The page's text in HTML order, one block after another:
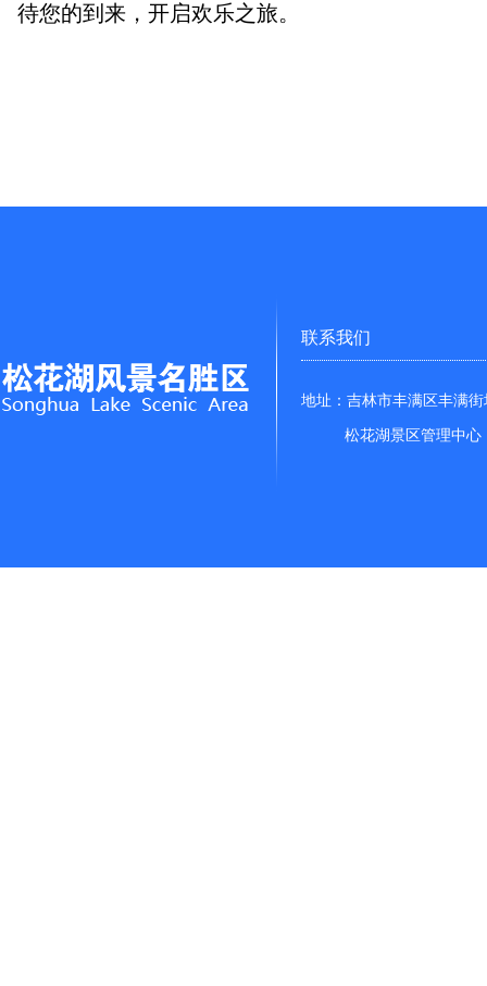
待您的到来，开启欢乐之旅。
联系我们
地址：吉林市丰满区丰满
松花湖景区管理中心